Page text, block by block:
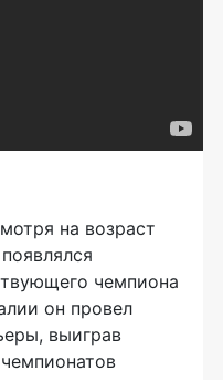
на возраст
чемпиона
он провел
выиграв